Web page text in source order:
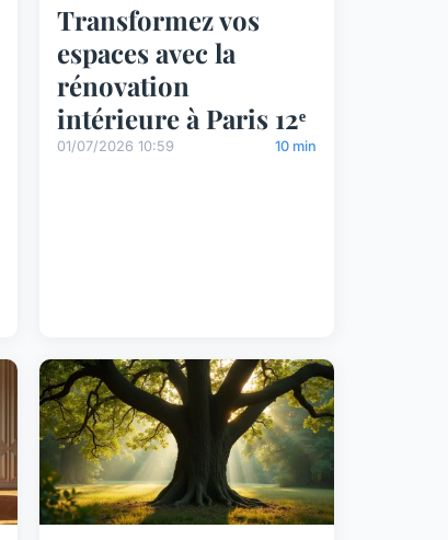
Transformez vos
espaces avec la
rénovation
intérieure à Paris 12ᵉ
01/07/2026 10:59 10 min